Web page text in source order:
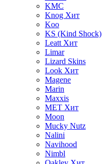
KMC
Knog Хит
Koo
KS (Kind Shock)
Leatt Хит
Limar
Lizard Skins
Look Хит
Magene
Marin
Maxxis
MET Хит
Moon
Mucky Nutz
Nalini
Navihood
Nimbl